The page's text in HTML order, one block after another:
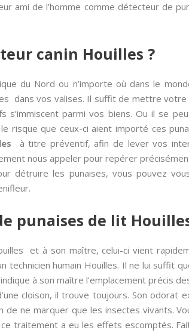
ami de l’homme comme détecteur de
canin Houilles ?
du Nord ou n’importe où dans le
dans vos valises. Il suffit de mettre
parmi vos biens. Ou il se
risque que ceux-ci aient importé ces
à titre préventif, afin de lever vos
nous appeler pour repérer
détruire les punaises, vous pouvez
punaises de lit
et à son maître, celui-ci vient
humain Houilles. Il ne lui suffit
à son maître l’emplacement précis
cloison, il trouve toujours. Son odorat
ne marquer que les insectes vivants.
traitement a eu les effets escomptés.